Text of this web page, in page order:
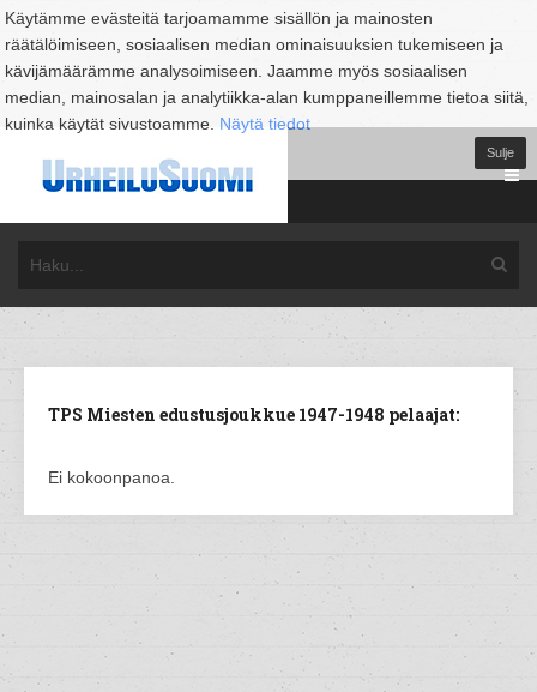
Käytämme evästeitä tarjoamamme sisällön ja mainosten
räätälöimiseen, sosiaalisen median ominaisuuksien tukemiseen ja
kävijämäärämme analysoimiseen. Jaamme myös sosiaalisen
median, mainosalan ja analytiikka-alan kumppaneillemme tietoa siitä,
kuinka käytät sivustoamme. Näytä tiedot
Sulje
TPS Miesten edustusjoukkue 1947-1948 pelaajat:
Ei kokoonpanoa.